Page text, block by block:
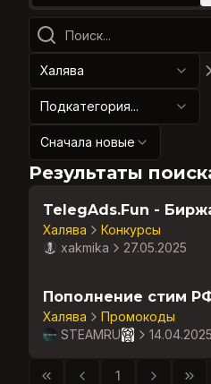
Халява
Подкатегория...
Сначала новые
Результаты
Халява
Конкурсы
xakmika
27.05.2025
Пополнение стим
Халява
Промокоды
STEAMRU
14.04.2025
1